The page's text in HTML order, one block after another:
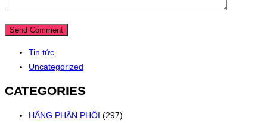
Tin tức
Uncategorized
CATEGORIES
HÃNG PHÂN PHỐI (297)